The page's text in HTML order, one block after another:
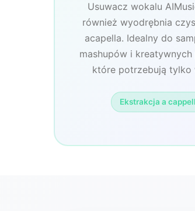
Usuwacz wokalu
również wyodrębnia
acapella. Idealny do
mashupów i
które potrzebują tylko
Ekstrakcja a